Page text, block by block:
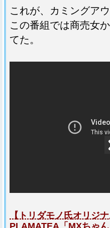
これが、カミングア
この番組では商売女
てた。
【トリダモノ氏オリジ